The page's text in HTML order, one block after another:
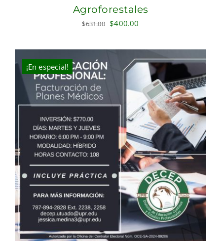
Agroforestales
$631.00 Original
was:
$631.00.
$400.00
is:
$400.00.
¡En especial!